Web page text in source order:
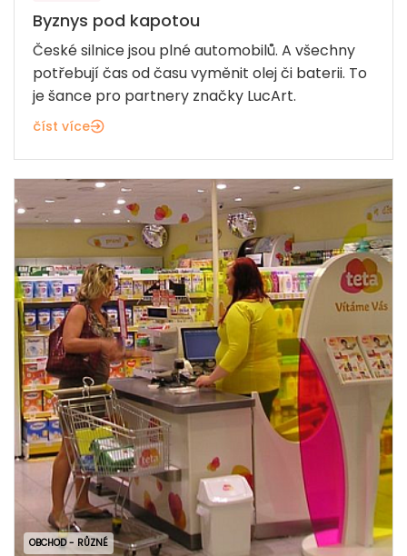
Byznys pod kapotou
České silnice jsou plné automobilů. A všechny
potřebují čas od času vyměnit olej či baterii. To
je šance pro partnery značky LucArt.
číst více
OBCHOD - RŮZNÉ